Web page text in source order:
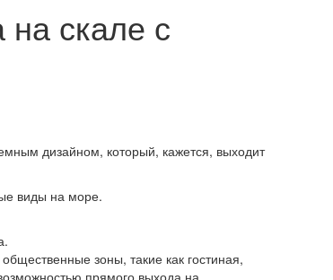
скале с
дизайном, который, кажется, выходит
виды на море.
зоны, такие как гостиная,
прямого выхода на